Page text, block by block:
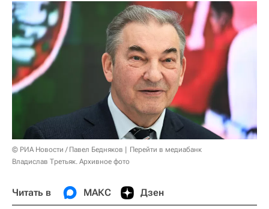
© РИА Новости / Павел Бедняков
Перейти в медиабанк
Владислав Третьяк. Архивное фото
Читать в МАКС Дзен